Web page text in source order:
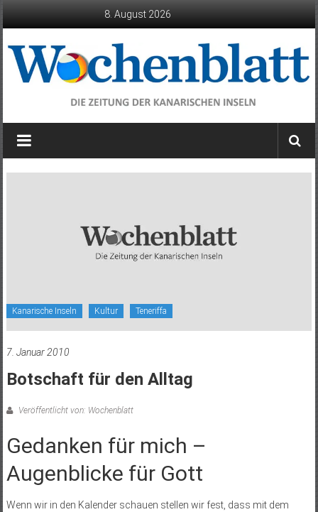
8. August 2026
Wochenblatt
die
Kanarische Inseln Kultur Teneriffa
7. Januar 2010
Botschaft für den Alltag
Veröffentlicht von: Wochenblatt
Gedanken für mich –
Augenblicke für Gott
Wenn wir in den Kalender schauen stellen wir fest, dass mit dem